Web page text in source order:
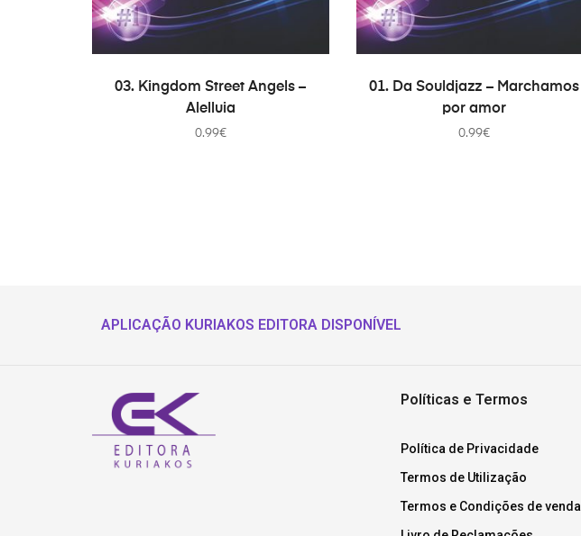
ADICIONAR
03. Kingdom Street Angels –
Alelluia
0.99€
ADICIONAR
01. Da Souldjazz – Marchamos
por amor
0.99€
APLICAÇÃO KURIAKOS EDITORA DISPONÍVEL
Políticas e Termos
Política de Privacidade
Termos de Utilização
Termos e Condições de venda